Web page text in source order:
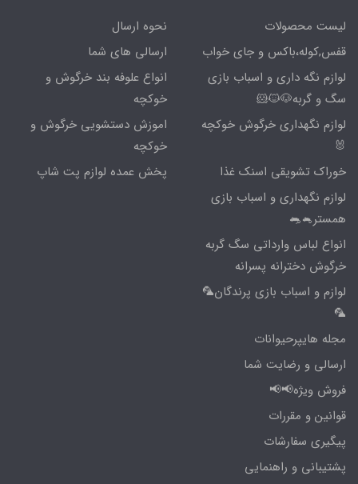
لیست محصولات
قفس,کوله،باکس و جای خواب
لوازم نگه داری و اسباب بازی
سگ و گربه🐶🐱🐹
لوازم نگهداری خرگوش خوکچه
🐰
خوراک تشویقی اسنک غذا
لوازم نگهداری و اسباب بازی
همستر🐁🐀
انواع لباس وارداتی سگ گربه
خرگوش دخترانه پسرانه
لوازم و اسباب بازی پرندگان🦜
🦜
مجله هایپرحیوانات
ارسالی و رضایت شما
فروش ویژه📢📢
قوانین و مقررات
پیگیری سفارشات
پشتیبانی و راهنمایی
نحوه ارسال
ارسالی های شما
انواع علوفه بند خرگوش و
خوکچه
اموزش دستشویی خرگوش و
خوکچه
پخش عمده لوازم پت شاپ